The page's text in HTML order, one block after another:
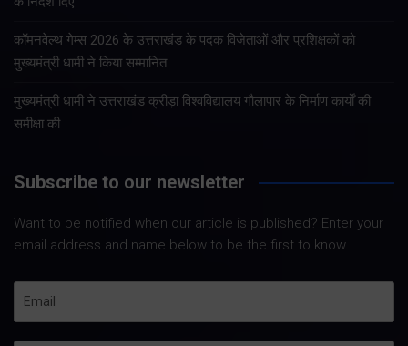
कॉमनवेल्थ गेम्स 2026 के उत्तराखंड के पदक विजेताओं और प्रशिक्षकों को
मुख्यमंत्री धामी ने किया सम्मानित
मुख्यमंत्री धामी ने उत्तराखंड क्रीड़ा विश्वविद्यालय गौलापार के निर्माण कार्यों की
समीक्षा की
Subscribe to our newsletter
Want to be notified when our article is published? Enter your
email address and name below to be the first to know.